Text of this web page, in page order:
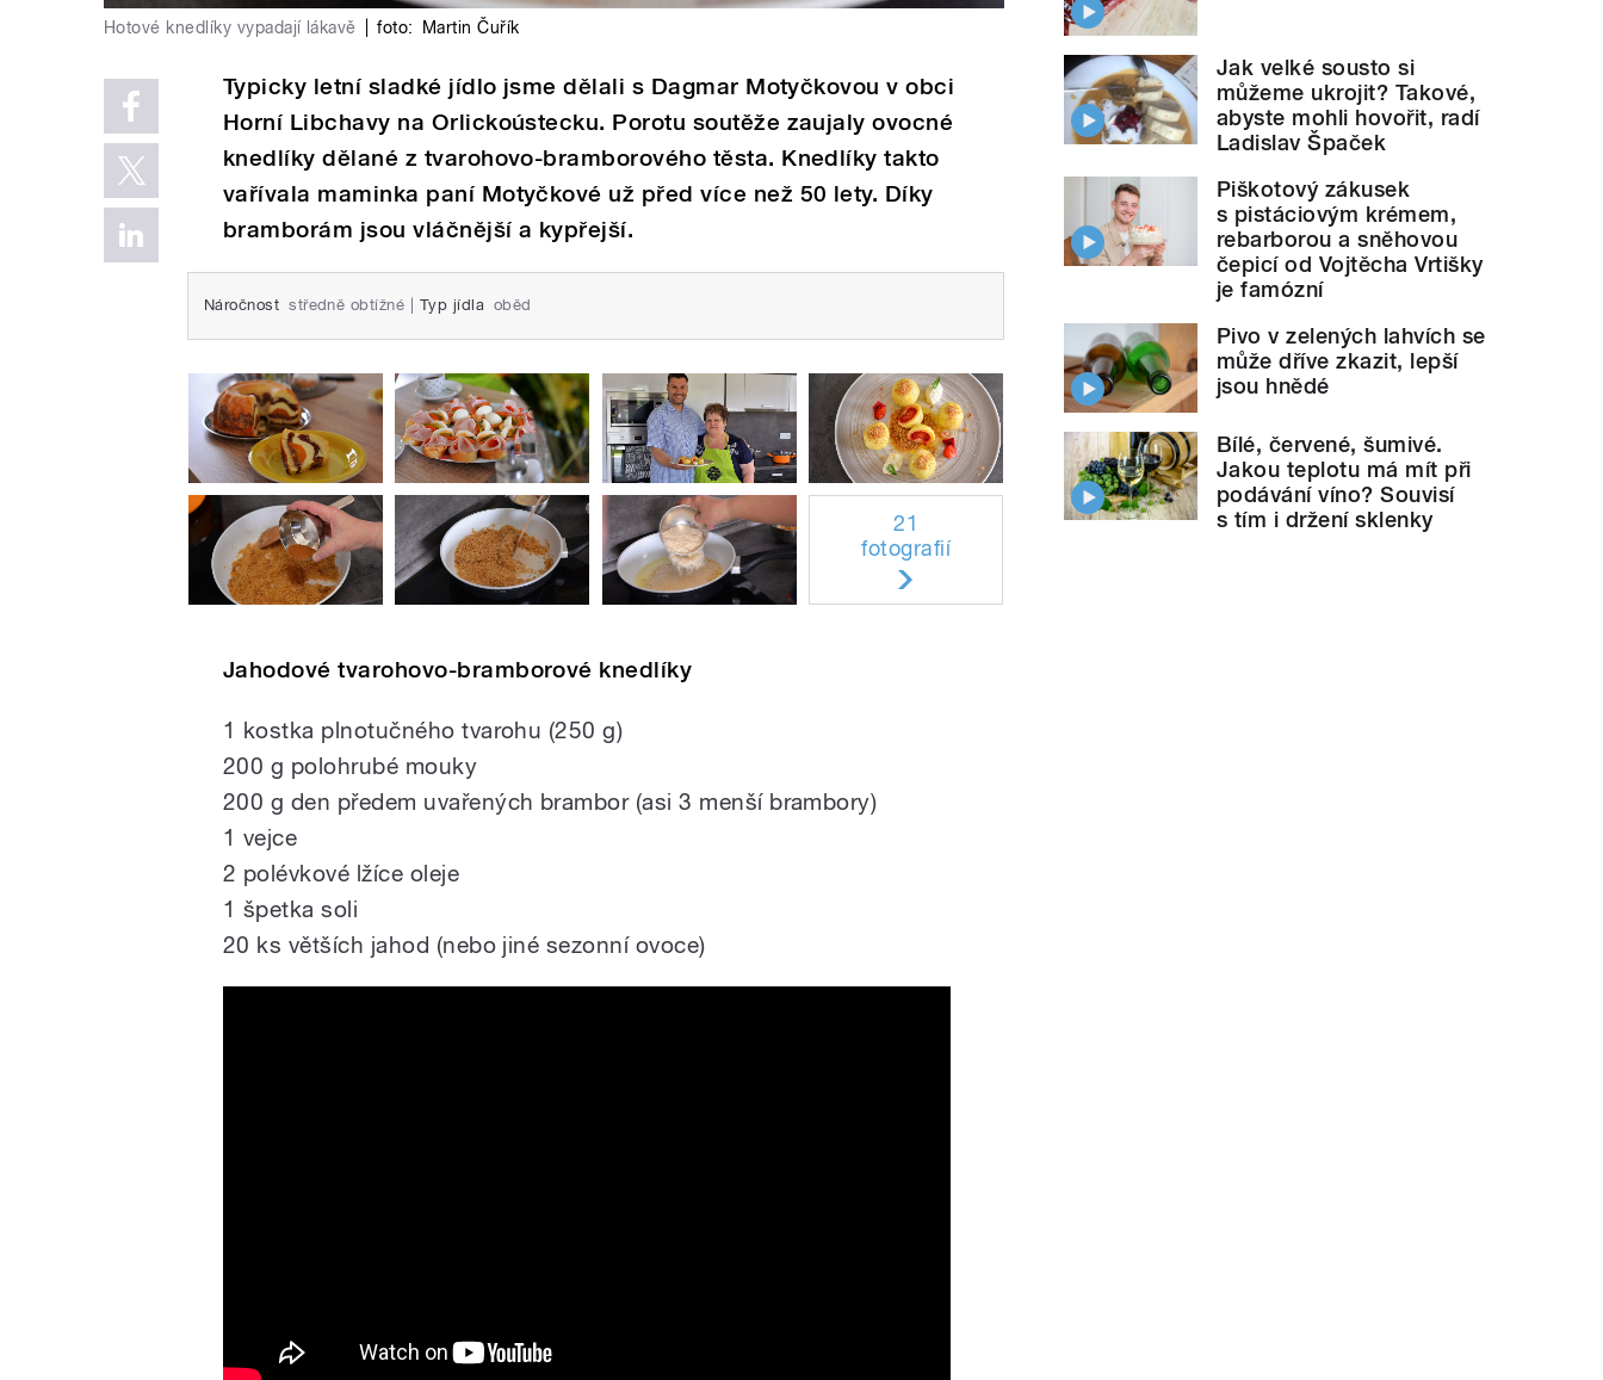
Hotové knedlíky vypadají lákavě foto: Martin Čuřík
Typicky letní sladké jídlo jsme dělali s Dagmar Motyčkovou v obci
Horní Libchavy na Orlickoústecku. Porotu soutěže zaujaly ovocné
knedlíky dělané z tvarohovo-bramborového těsta. Knedlíky takto
vařívala maminka paní Motyčkové už před více než 50 lety. Díky
bramborám jsou vláčnější a kypřejší.
Náročnost středně obtížné Typ jídla oběd
21
fotografií
Jahodové tvarohovo-bramborové knedlíky
1 kostka plnotučného tvarohu (250 g)
200 g polohrubé mouky
200 g den předem uvařených brambor (asi 3 menší brambory)
1 vejce
2 polévkové lžíce oleje
1 špetka soli
20 ks větších jahod (nebo jiné sezonní ovoce)
Jak velké sousto si
můžeme ukrojit? Takové,
abyste mohli hovořit, radí
Ladislav Špaček
Piškotový zákusek
s pistáciovým krémem,
rebarborou a sněhovou
čepicí od Vojtěcha Vrtišky
je famózní
Pivo v zelených lahvích se
může dříve zkazit, lepší
jsou hnědé
Bílé, červené, šumivé.
Jakou teplotu má mít při
podávání víno? Souvisí
s tím i držení sklenky